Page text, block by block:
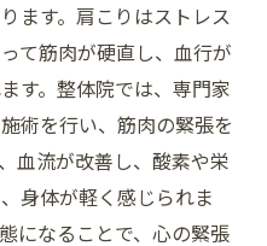
ます。肩こりはストレス
て筋肉が硬直し、血行が
す。整体院では、専門家
術を行い、筋肉の緊張を
血流が改善し、酸素や栄
身体が軽く感じられま
になることで、心の緊張